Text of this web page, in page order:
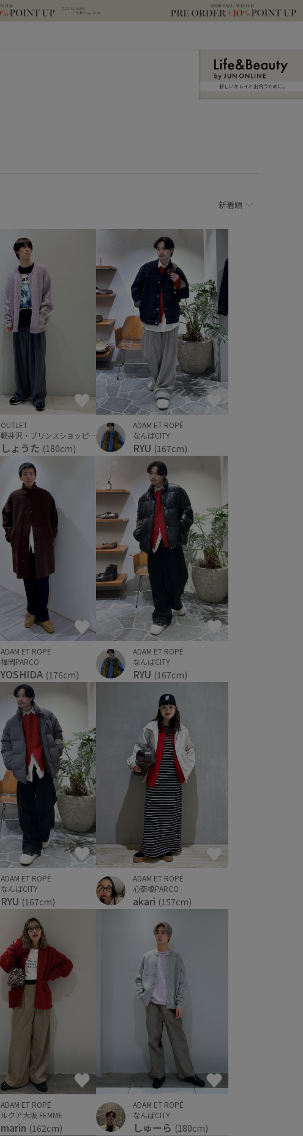
新しいキレイと出合うために。
新着順
OUTLET
軽井沢・プリンスショッピングプラザ
しょうた (180cm)
ADAM ET ROPÉ
なんばCITY
RYU (167cm)
ADAM ET ROPÉ
福岡PARCO
YOSHIDA (176cm)
ADAM ET ROPÉ
なんばCITY
RYU (167cm)
ADAM ET ROPÉ
なんばCITY
RYU (167cm)
ADAM ET ROPÉ
心斎橋PARCO
akari (157cm)
ADAM ET ROPÉ
ルクア大阪 FEMME
marin (162cm)
ADAM ET ROPÉ
なんばCITY
しゅーら (180cm)